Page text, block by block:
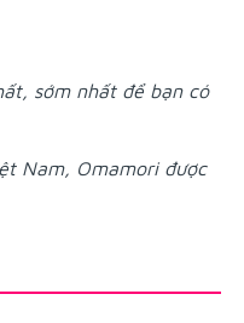
sớm nhất để bạn có
Nam, Omamori được